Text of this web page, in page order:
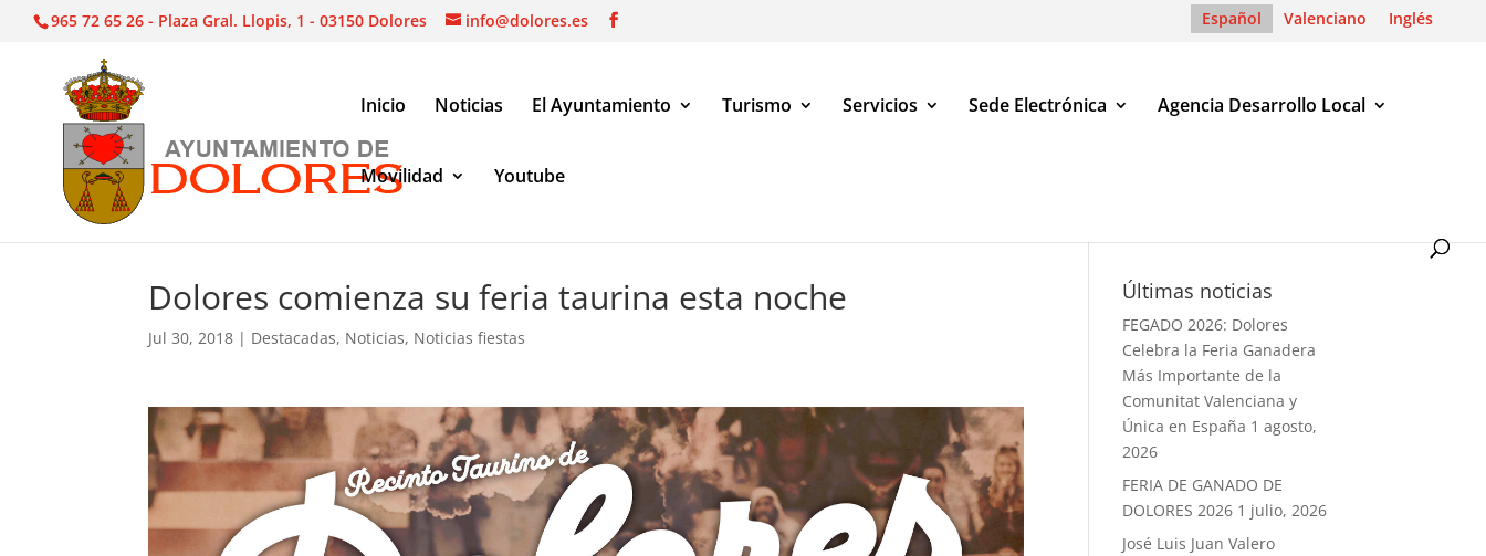
965 72 65 26 - Plaza Gral. Llopis, 1 - 03150 Dolores info@dolores.es Español Valenciano Inglés
Inicio Noticias El Ayuntamiento Turismo Servicios Sede Electrónica Agencia Desarrollo Local
Movilidad Youtube
Dolores comienza su feria taurina esta noche
Jul 30, 2018 | Destacadas, Noticias, Noticias fiestas
Últimas noticias
FEGADO 2026: Dolores
Celebra la Feria Ganadera
Más Importante de la
Comunitat Valenciana y
Única en España 1 agosto,
2026
FERIA DE GANADO DE
DOLORES 2026 1 julio, 2026
José Luis Juan Valero